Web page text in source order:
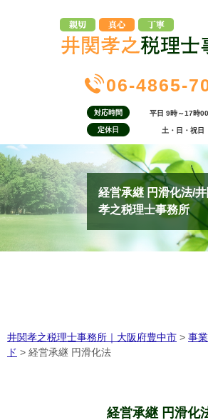
06-4865-
対応時間 平日 9時～17時
定休日 土・日・祝日
経営承継 円滑化法/井
孝之税理士事務所
井関孝之税理士事務所｜大阪府豊中市 > 事
ド > 経営承継 円滑化法
経営承継 円滑化